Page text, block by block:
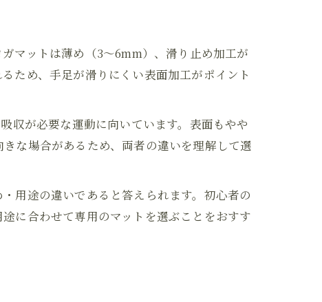
マットは薄め（3～6mm）、滑り止め加工が
ため、手足が滑りにくい表面加工がポイント
収が必要な運動に向いています。表面もやや
な場合があるため、両者の違いを理解して選
用途の違いであると答えられます。初心者の
に合わせて専用のマットを選ぶことをおすす